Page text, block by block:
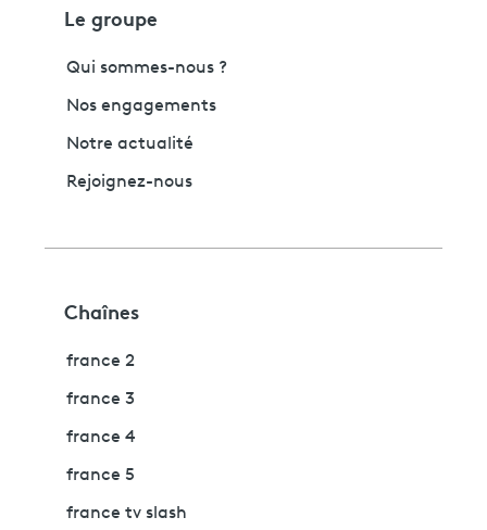
Le groupe
Qui sommes-nous ?
Nos engagements
Notre actualité
Rejoignez-nous
Chaînes
france 2
france 3
france 4
france 5
france tv slash